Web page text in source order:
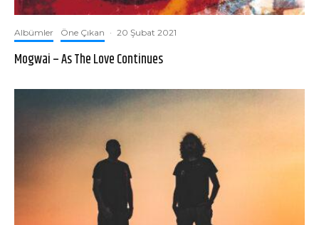
Albümler Öne Çıkan · 20 Şubat 2021
Mogwai – As The Love Continues